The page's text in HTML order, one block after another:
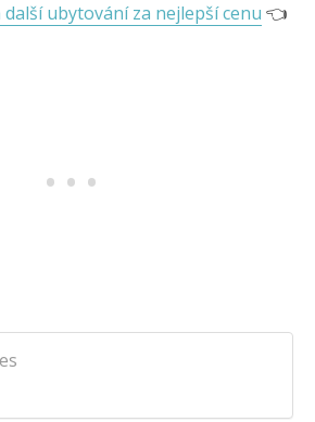
další ubytování za nejlepší cenu 👈